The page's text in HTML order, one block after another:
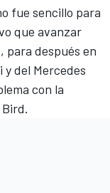
fue sencillo para
que avanzar
para después en
y del Mercedes
con la